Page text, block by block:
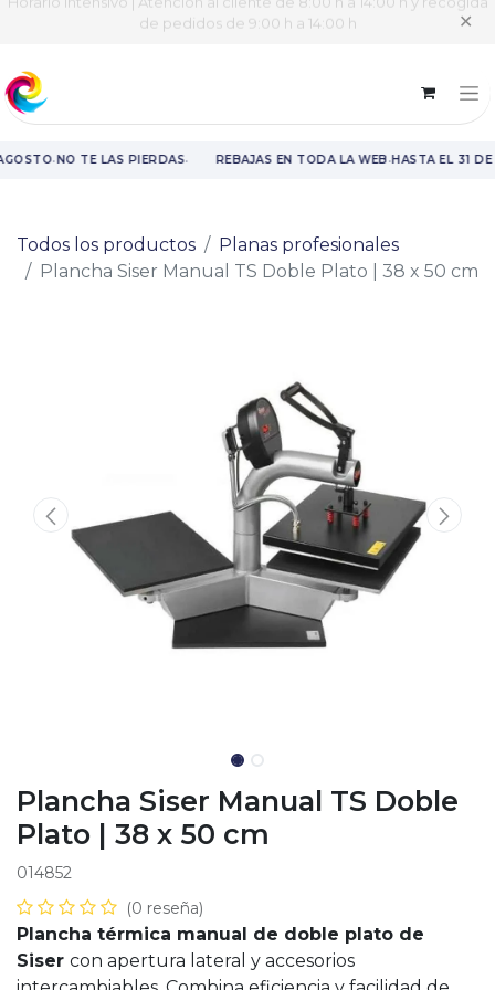
Horario intensivo | Atención al cliente de 8:00 h a 14:00 h y recogida
de pedidos de 9:00 h a 14:00 h
✕
·NO TE LAS PIERDAS· REBAJAS EN TODA LA WEB·HASTA EL 31 DE
Todos los productos
Planas profesionales
Plancha Siser Manual TS Doble Plato | 38 x 50 cm
Plancha Siser Manual TS Doble
Plato | 38 x 50 cm
014852
(0 reseña)
Plancha térmica manual de doble plato de
Siser con apertura lateral y accesorios